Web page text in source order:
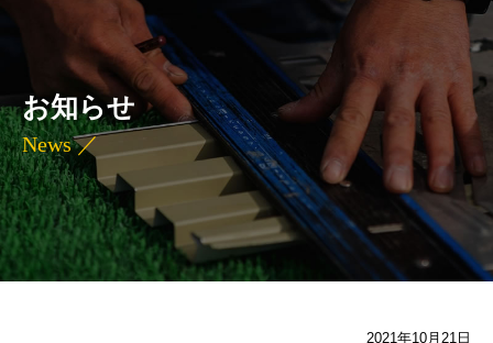
お知らせ
News ／
2021年10月21日